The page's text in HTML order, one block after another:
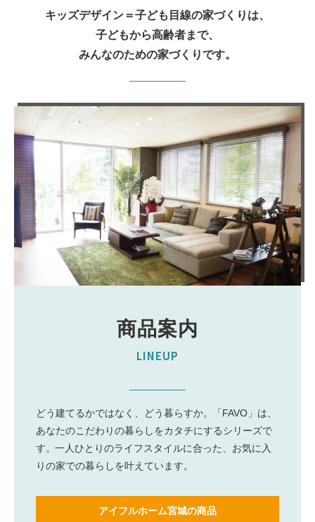
キッズデザイン＝子ども目線の家づくりは、
子どもから高齢者まで、
みんなのための家づくりです。
商品案内
LINEUP
どう建てるかではなく、どう暮らすか。
「FAVO」は、
あなたのこだわりの暮らしをカタチにするシリーズで
す。一人ひとりのライフスタイルに合った、お気に入
りの家での暮らしを叶えています。
アイフルホーム宮城の商品